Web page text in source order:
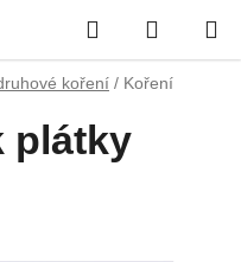
Hledat
KOŠÍK
koření / Koření
plátky